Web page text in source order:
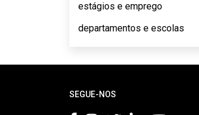
estágios e emprego
departamentos e escolas
SEGUE-NOS